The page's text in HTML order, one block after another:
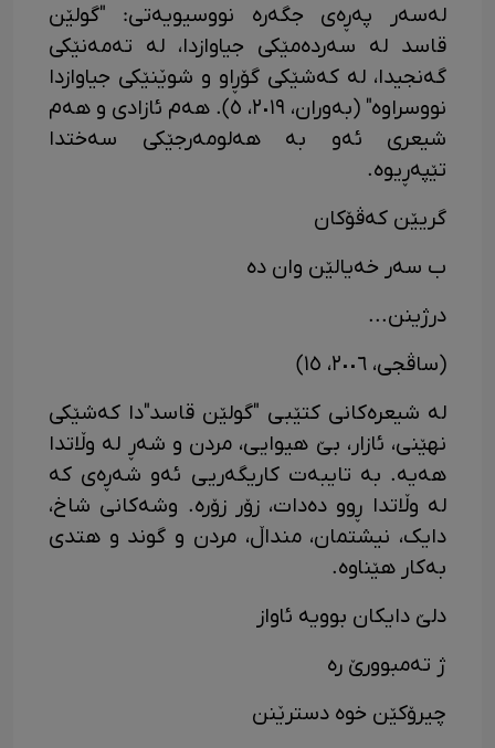
لەسەر پەڕەی جگەرە نووسیویەتی: "گولێن
قاسد لە سەردەمێکی جیاوازدا، لە تەمەنێکی
گەنجیدا، لە کەشێکی گۆڕاو و شوێنێکی جیاوازدا
نووسراوە" (بەوران، ٢٠١٩، ٥). هەم ئازادی و هەم
شیعری ئەو بە هەلومەرجێکی سەختدا
تێپەڕیوە.
گریێن کەڤۆکان
ب سەر خەیالێن وان دە
درژینن...
(ساڤجی، ٢٠٠٦، ١٥)
لە شیعرەکانی کتێبی "گولێن قاسد"دا کەشێکی
نهێنی، ئازار، بێ هیوایی، مردن و شەڕ لە وڵاتدا
هەیە. بە تایبەت کاریگەریی ئەو شەڕەی کە
لە وڵاتدا ڕوو دەدات، زۆر زۆرە. وشەکانی شاخ،
دایک، نیشتمان، منداڵ، مردن و گوند و هتدی
بەکار هێناوە.
دلێ دایکان بوویە ئاواز
ژ تەمبوورێ رە
چیرۆکێن خوە دسترێنن